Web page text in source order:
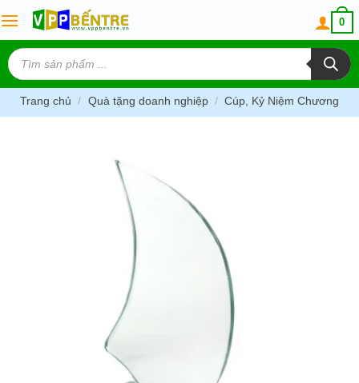
to
content
0
Tìm
kiếm
sản
phẩm
Trang chủ / Quà tặng doanh nghiệp / Cúp, Kỷ Niệm Chương